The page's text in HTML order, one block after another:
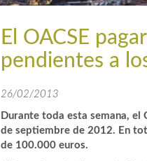
El OACSE
pendientes a
26/02/2013
Durante toda esta semana, el
de septiembre de 2012. En
de 100.000 euros.